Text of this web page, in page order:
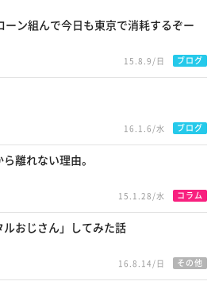
ーン組んで今日も東京で消耗するぞー
15.8.9/日 ブログ
16.1.6/水 ブログ
離れない理由。
15.1.28/水 コラム
ルおじさん」してみた話
16.8.14/日 その他